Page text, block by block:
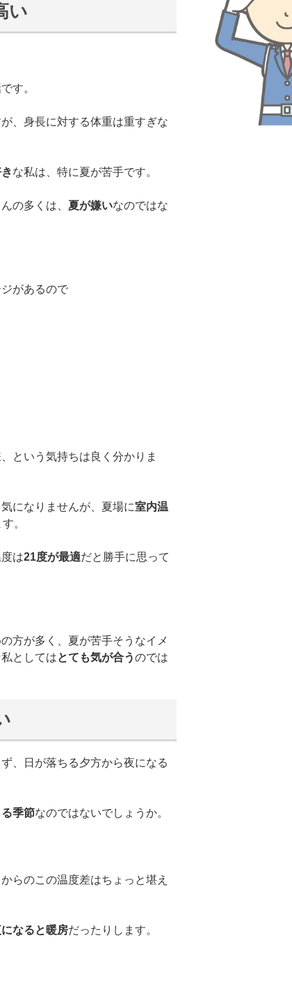
い
す。
、身長に対する体重は重すぎな
な私は、特に夏が苦手です。
の多くは、 夏が嫌いなのではな
があるので
という気持ちは良く分かりま
になりませんが、夏場に室内温
。
は21度が最適だと勝手に思って
方が多く、夏が苦手そうなイメ
としてはとても気が合うのでは
、日が落ちる夕方から夜になる
季節なのではないでしょうか。
らのこの温度差はちょっと堪え
なると暖房だったりします。